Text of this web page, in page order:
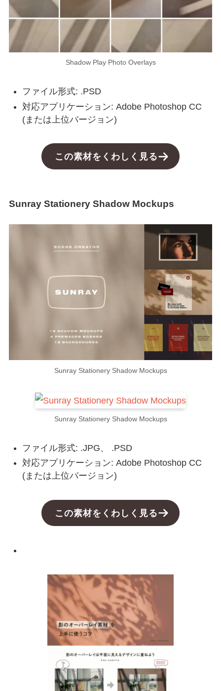
Shadow Play Photo Overlays
ファイル形式: .PSD
対応アプリケーション: Adobe Photoshop CC
(または上位バージョン)
この素材をくわしく見る
Sunray Stationery Shadow Mockups
Sunray Stationery Shadow Mockups
Sunray Stationery Shadow Mockups
ファイル形式: .JPG、 .PSD
対応アプリケーション: Adobe Photoshop CC
(または上位バージョン)
この素材をくわしく見る